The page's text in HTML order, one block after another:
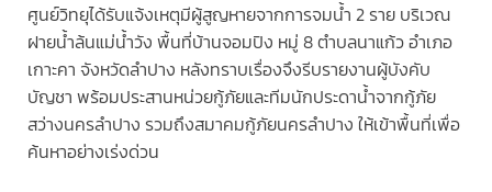
ศูนย์วิทยุได้รับแจ้งเหตุมีผู้สูญหายจากการจมน้ำ 2 ราย บริเวณ
ฝายน้ำล้นแม่น้ำวัง พื้นที่บ้านจอมปิง หมู่ 8 ตำบลนาแก้ว อำเภอ
เกาะคา จังหวัดลำปาง หลังทราบเรื่องจึงรีบรายงานผู้บังคับ
บัญชา พร้อมประสานหน่วยกู้ภัยและทีมนักประดาน้ำจากกู้ภัย
สว่างนครลำปาง รวมถึงสมาคมกู้ภัยนครลำปาง ให้เข้าพื้นที่เพื่อ
ค้นหาอย่างเร่งด่วน